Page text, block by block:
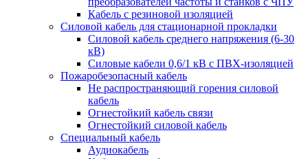
Кабель с резиновой изоляцией
Силовой кабель для стационарной прокладки
Силовой кабель среднего напряжения (6-30
кВ)
Силовые кабели 0,6/1 кВ с ПВХ-изоляцией
Пожаробезопасный кабель
Не распространяющий горения силовой
кабель
Огнестойкий кабель связи
Огнестойкий силовой кабель
Специальный кабель
Аудиокабель